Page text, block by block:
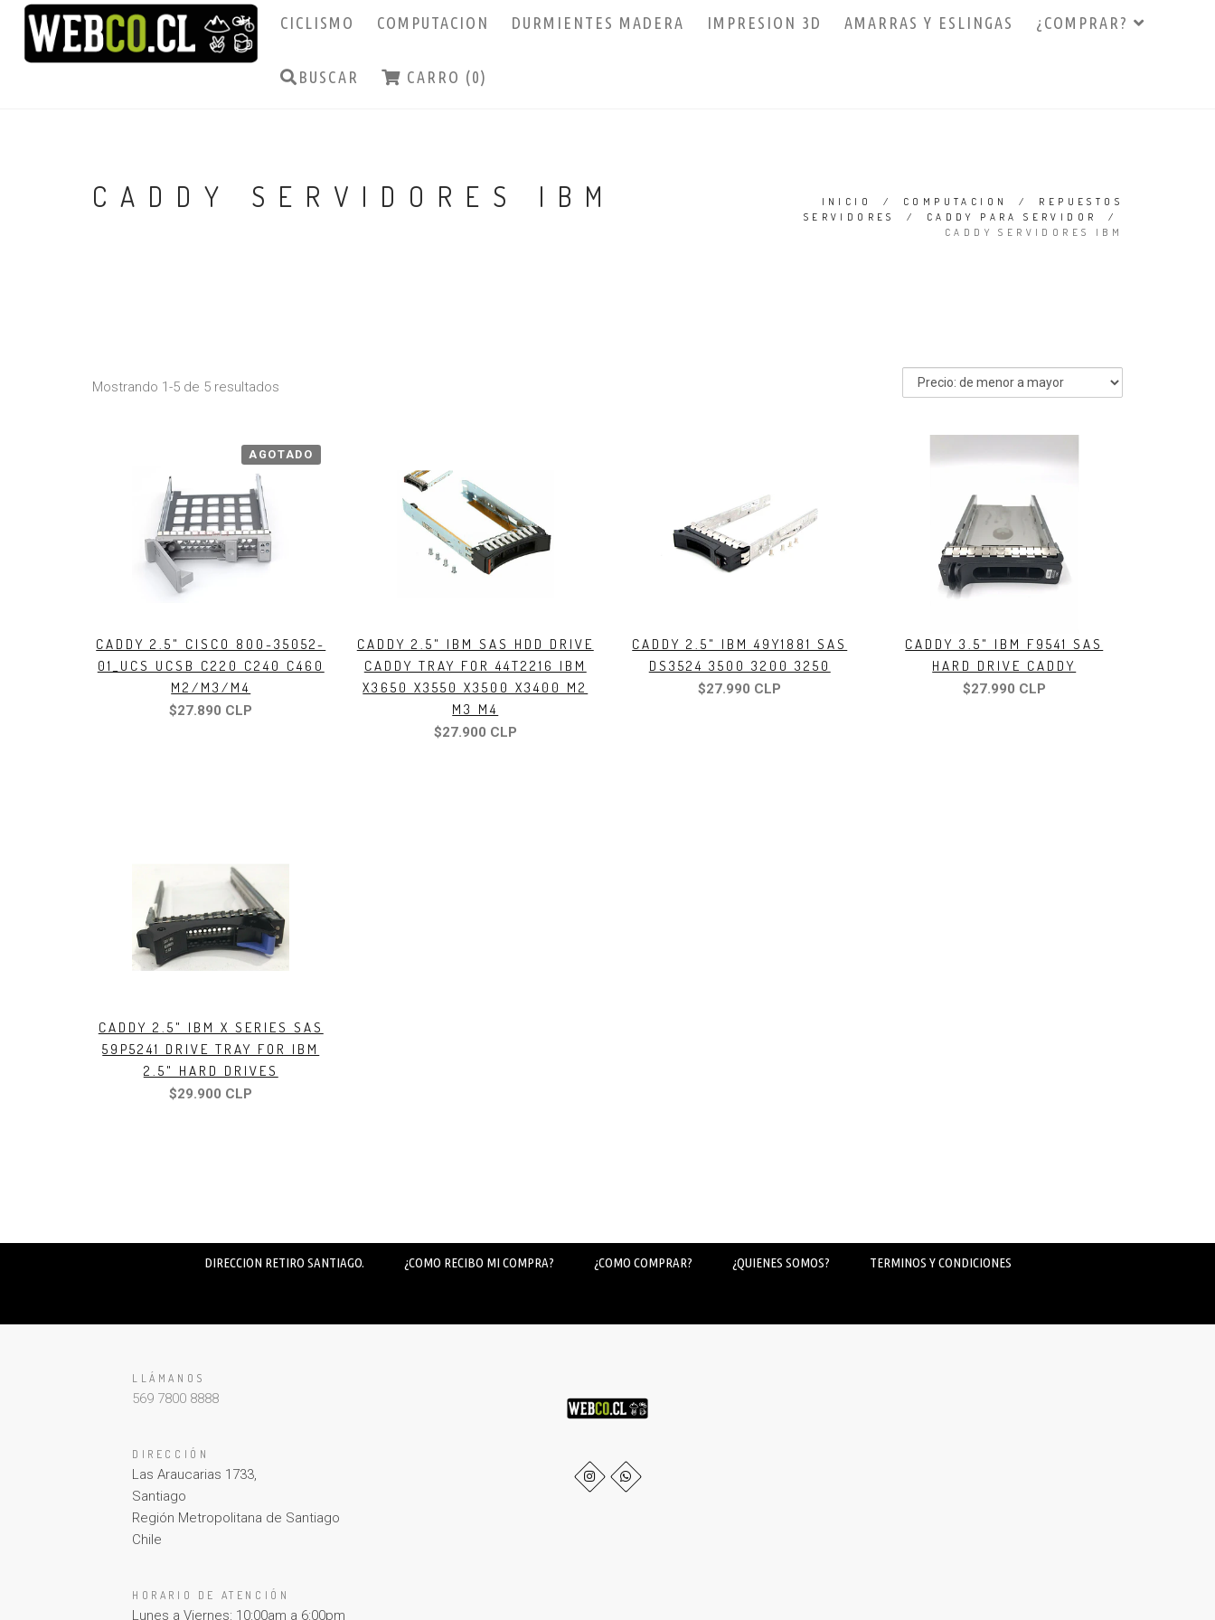
CICLISMO COMPUTACION DURMIENTES MADERA IMPRESION 3D AMARRAS Y ESLINGAS ¿COMPRAR?
BUSCAR CARRO (0)
CADDY SERVIDORES IBM INICIO / COMPUTACION / REPUESTOS
SERVIDORES
/ CADDY PARA SERVIDOR
/
CADDY SERVIDORES IBM
Mostrando 1-5 de 5 resultados
AGOTADO
CADDY 2.5" CISCO 800-35052-
01_UCS UCSB C220 C240 C460
M2/M3/M4
$27.890 CLP
CADDY 2.5" IBM SAS HDD DRIVE
CADDY TRAY FOR 44T2216 IBM
X3650 X3550 X3500 X3400 M2
M3 M4
$27.900 CLP
CADDY 2.5" IBM 49Y1881 SAS
DS3524 3500 3200 3250
$27.990 CLP
CADDY 3.5" IBM F9541 SAS
HARD DRIVE CADDY
$27.990 CLP
CADDY 2.5" IBM X SERIES SAS
59P5241 DRIVE TRAY FOR IBM
2.5" HARD DRIVES
$29.900 CLP
DIRECCION RETIRO SANTIAGO. ¿COMO RECIBO MI COMPRA? ¿COMO COMPRAR? ¿QUIENES SOMOS? TERMINOS Y CONDICIONES
LLÁMANOS
569 7800 8888
DIRECCIÓN
Las Araucarias 1733,
Santiago
Región Metropolitana de Santiago
Chile
HORARIO DE ATENCIÓN
Lunes a Viernes: 10:00am a 6:00pm